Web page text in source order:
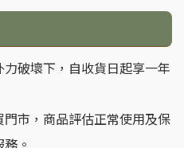
破壞下，自收貨日起享一年
市，商品評估正常使用及保
。